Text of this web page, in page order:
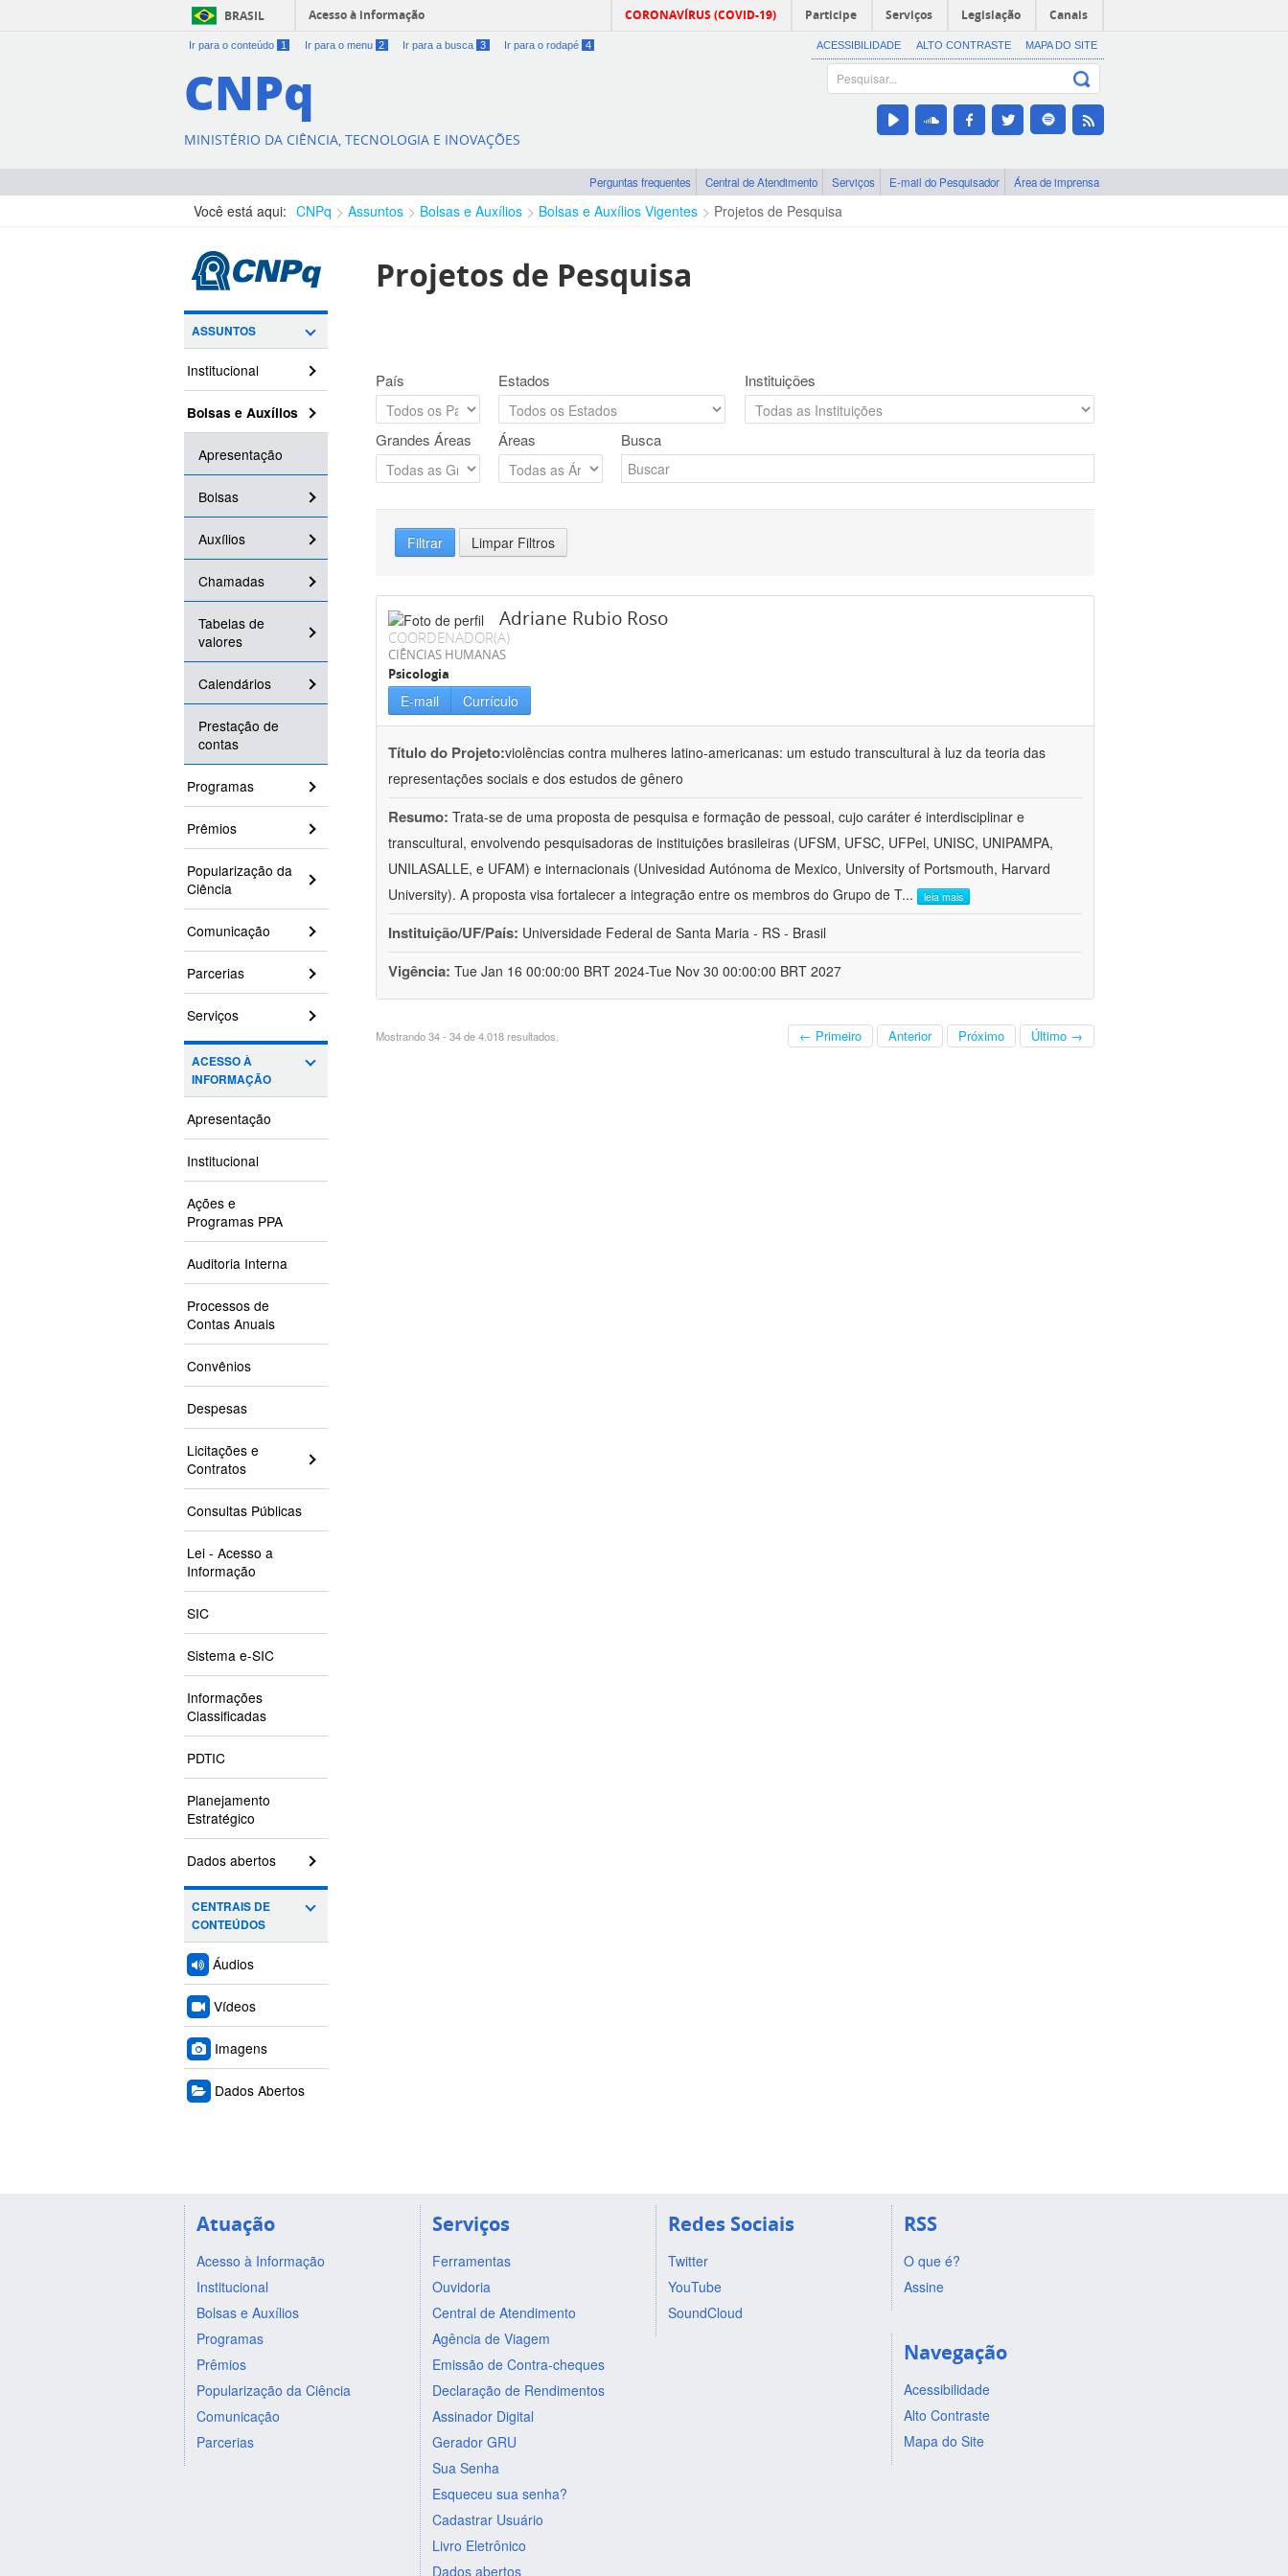
BRASIL Acesso à informação CORONAVÍRUS (COVID-19) Participe Serviços Legislação Canais
Ir para o conteúdo 1 Ir para o menu 2 Ir para a busca 3 Ir para o rodapé 4 ACESSIBILIDADE ALTO CONTRASTE MAPA DO SITE
CNPq
MINISTÉRIO DA CIÊNCIA, TECNOLOGIA E INOVAÇÕES
Perguntas frequentes Central de Atendimento Serviços E-mail do Pesquisador Área de imprensa
Você está aqui: CNPq Assuntos Bolsas e Auxílios Bolsas e Auxílios Vigentes Projetos de Pesquisa
ASSUNTOS
Institucional
Bolsas e Auxílios
Apresentação
Bolsas
Auxílios
Chamadas
Tabelas de
valores
Calendários
Prestação de
contas
Programas
Prêmios
Popularização da
Ciência
Comunicação
Parcerias
Serviços
ACESSO À
INFORMAÇÃO
Apresentação
Institucional
Ações e
Programas PPA
Auditoria Interna
Processos de
Contas Anuais
Convênios
Despesas
Licitações e
Contratos
Consultas Públicas
Lei - Acesso a
Informação
SIC
Sistema e-SIC
Informações
Classificadas
PDTIC
Planejamento
Estratégico
Dados abertos
CENTRAIS DE
CONTEÚDOS
Áudios
Vídeos
Imagens
Dados Abertos
Projetos de Pesquisa
País Estados Instituições
Grandes Áreas Áreas Busca
Filtrar Limpar Filtros
Adriane Rubio Roso
COORDENADOR(A)
CIÊNCIAS HUMANAS
Psicologia
E-mail Currículo
Título do Projeto:violências contra mulheres latino-americanas: um estudo transcultural à luz da teoria das
representações sociais e dos estudos de gênero
Resumo: Trata-se de uma proposta de pesquisa e formação de pessoal, cujo caráter é interdisciplinar e
transcultural, envolvendo pesquisadoras de instituições brasileiras (UFSM, UFSC, UFPel, UNISC, UNIPAMPA,
UNILASALLE, e UFAM) e internacionais (Univesidad Autónoma de Mexico, University of Portsmouth, Harvard
University). A proposta visa fortalecer a integração entre os membros do Grupo de T... leia mais
Instituição/UF/País: Universidade Federal de Santa Maria - RS - Brasil
Vigência: Tue Jan 16 00:00:00 BRT 2024-Tue Nov 30 00:00:00 BRT 2027
Mostrando 34 - 34 de 4.018 resultados. ← Primeiro Anterior Próximo Último →
Atuação
Acesso à Informação
Institucional
Bolsas e Auxílios
Programas
Prêmios
Popularização da Ciência
Comunicação
Parcerias
Serviços
Ferramentas
Ouvidoria
Central de Atendimento
Agência de Viagem
Emissão de Contra-cheques
Declaração de Rendimentos
Assinador Digital
Gerador GRU
Sua Senha
Esqueceu sua senha?
Cadastrar Usuário
Livro Eletrônico
Dados abertos
Redes Sociais
Twitter
YouTube
SoundCloud
RSS
O que é?
Assine
Navegação
Acessibilidade
Alto Contraste
Mapa do Site